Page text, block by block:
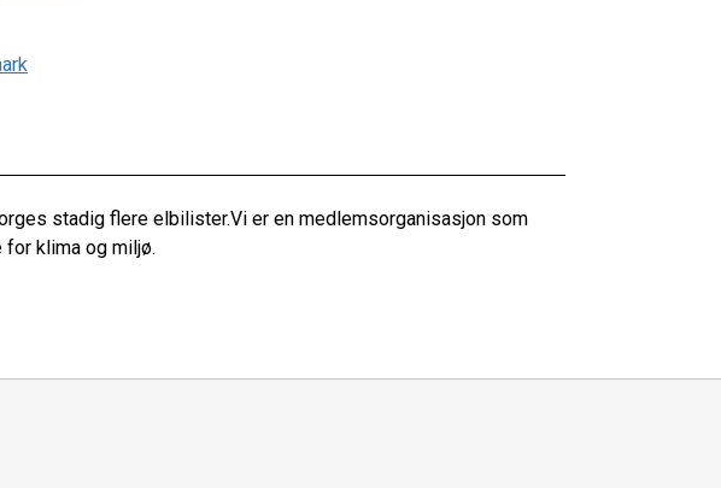
stadig flere elbilister.Vi er en medlemsorganisasjon som
klima og miljø.